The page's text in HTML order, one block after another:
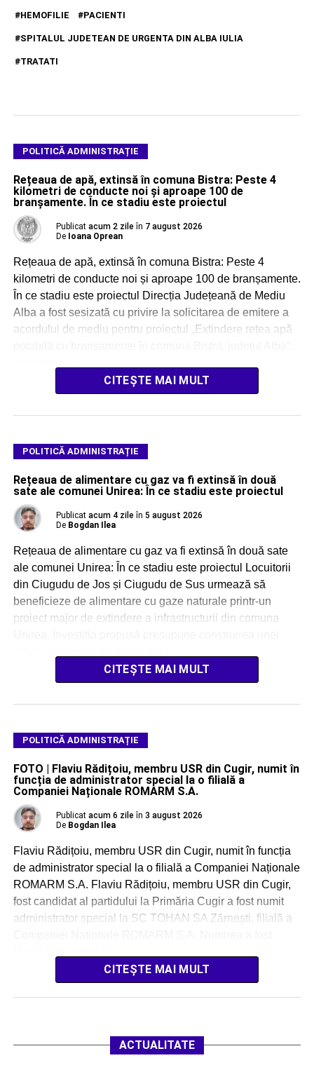
HEMOFILIE
PACIENTI
SPITALUL JUDETEAN DE URGENTA DIN ALBA IULIA
TRATATI
POLITICĂ ADMINISTRAȚIE
Rețeaua de apă, extinsă în comuna Bistra: Peste 4
kilometri de conducte noi și aproape 100 de
branșamente. În ce stadiu este proiectul
Publicat acum 2 zile în 7 august 2026
De Ioana Oprean
Rețeaua de apă, extinsă în comuna Bistra: Peste 4
kilometri de conducte noi și aproape 100 de branșamente.
În ce stadiu este proiectul Direcția Județeană de Mediu
Alba a fost sesizată cu privire la solicitarea de emitere a
acordului de mediu pentru proiectul „Extindere rețea apă
CITEȘTE MAI MULT
POLITICĂ ADMINISTRAȚIE
Rețeaua de alimentare cu gaz va fi extinsă în două
sate ale comunei Unirea: În ce stadiu este proiectul
Publicat acum 4 zile în 5 august 2026
De Bogdan Ilea
Rețeaua de alimentare cu gaz va fi extinsă în două sate
ale comunei Unirea: În ce stadiu este proiectul Locuitorii
din Ciugudu de Jos și Ciugudu de Sus urmează să
beneficieze de alimentare cu gaze naturale printr-un
proiect major de extindere a infrastructurii din comuna
CITEȘTE MAI MULT
POLITICĂ ADMINISTRAȚIE
FOTO | Flaviu Rădițoiu, membru USR din Cugir, numit în
funcția de administrator special la o filială a
Companiei Naționale ROMARM S.A.
Publicat acum 6 zile în 3 august 2026
De Bogdan Ilea
Flaviu Rădițoiu, membru USR din Cugir, numit în funcția
de administrator special la o filială a Companiei Naționale
ROMARM S.A. Flaviu Rădițoiu, membru USR din Cugir,
fost candidat al partidului la Primăria Cugir a fost numit
administrator special la SC TOHAN SA Zărnești, filială a
CITEȘTE MAI MULT
ACTUALITATE